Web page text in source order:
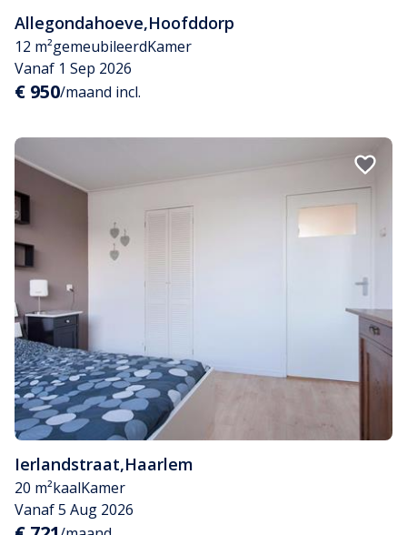
Allegondahoeve,Hoofddorp
12 m²gemeubileerdKamer
Vanaf 1 Sep 2026
€ 950/maand incl.
Ierlandstraat,Haarlem
20 m²kaalKamer
Vanaf 5 Aug 2026